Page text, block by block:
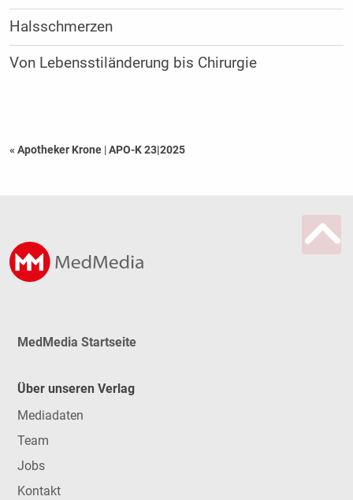
Halsschmerzen
Von Lebensstiländerung bis Chirurgie
« Apotheker Krone |APO-K 23|2025
MedMedia Startseite
Über unseren Verlag
Mediadaten
Team
Jobs
Kontakt